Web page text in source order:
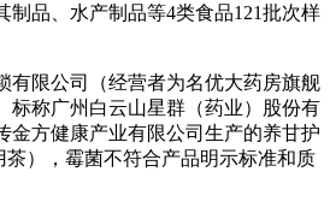
制品、水产制品等4类食品121批次样
限公司（经营者为名优大药房旗舰
标称广州白云山星群（药业）股份有
金方健康产业有限公司生产的养甘护
），霉菌不符合产品明示标准和质